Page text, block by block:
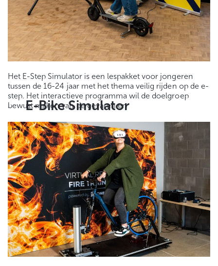
Het E-Step Simulator is een lespakket voor jongeren
tussen de 16-24 jaar met het thema veilig rijden op de e-
step. Het interactieve programma wil de doelgroep
bewust maken van de gevaren en
E-Bike Simulator